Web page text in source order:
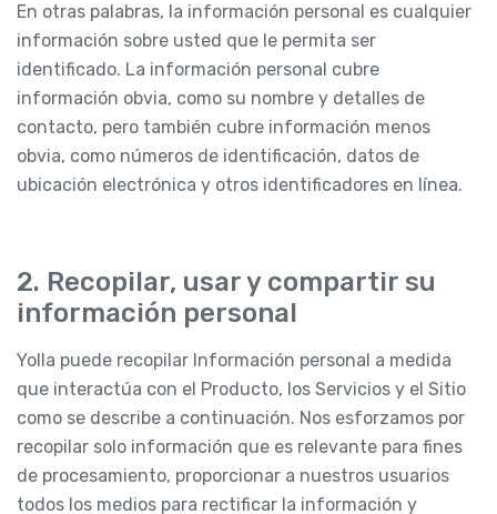
En otras palabras, la información personal es cualquier
información sobre usted que le permita ser
identificado. La información personal cubre
información obvia, como su nombre y detalles de
contacto, pero también cubre información menos
obvia, como números de identificación, datos de
ubicación electrónica y otros identificadores en línea.
2. Recopilar, usar y compartir su
información personal
Yolla puede recopilar Información personal a medida
que interactúa con el Producto, los Servicios y el Sitio
como se describe a continuación. Nos esforzamos por
recopilar solo información que es relevante para fines
de procesamiento, proporcionar a nuestros usuarios
todos los medios para rectificar la información y